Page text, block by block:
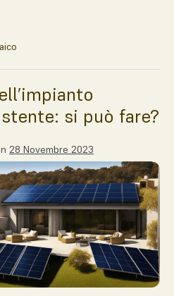
si può fare?
28 Novembre 2023